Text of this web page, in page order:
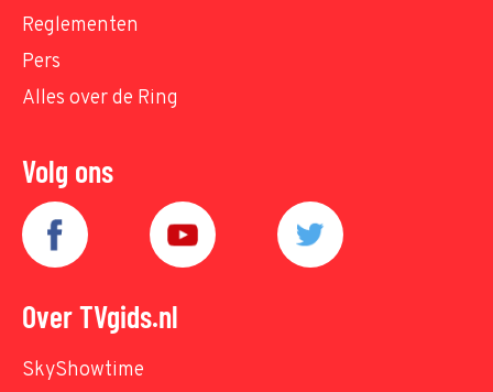
Reglementen
Pers
Alles over de Ring
Volg ons
Over TVgids.nl
SkyShowtime